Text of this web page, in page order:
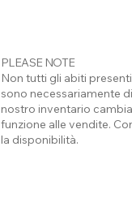
PLEASE NOTE
Non tutti gli abiti
sono necessariamente
nostro inventario
funzione alle vendite.
la disponibilità.